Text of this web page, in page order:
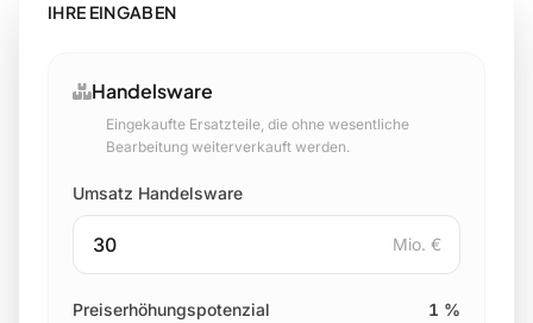
IHRE EINGABEN
Handelsware
Eingekaufte Ersatzteile, die ohne wesentliche
Bearbeitung weiterverkauft werden.
Umsatz Handelsware
Mio. €
Preiserhöhungspotenzial 1 %